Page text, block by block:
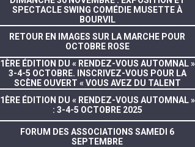
SPECTACLE SWING COMÉDIE MUSETTE À
BOURVIL
RETOUR EN IMAGES SUR LA MARCHE POUR
OCTOBRE ROSE
1ÈRE ÉDITION DU « RENDEZ-VOUS AUTOMNAL »
3-4-5 OCTOBRE. INSCRIVEZ-VOUS POUR LA
SCÈNE OUVERT « VOUS AVEZ DU TALENT
1ÈRE ÉDITION DU « RENDEZ-VOUS AUTOMNAL »
: 3-4-5 OCTOBRE 2025
FORUM DES ASSOCIATIONS SAMEDI 6
SEPTEMBRE